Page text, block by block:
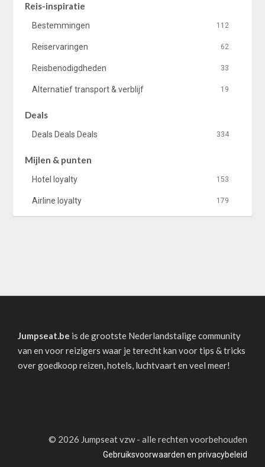
Reis-inspiratie
112
Bestemmingen
62
Reiservaringen
33
Reisbenodigdheden
19
Alternatief transport & verblijf
Deals
334
Deals Deals Deals
Mijlen & punten
153
Hotel loyalty
179
Airline loyalty
Jumpseat.be is de grootste Nederlandstalige community
van en voor reizigers waar je terecht kan voor tips & tricks
over goedkoop reizen, hotels, luchtvaart en veel meer!
© 2026 Jumpseat vzw - alle rechten voorbehouden
Gebruiksvoorwaarden en privacybeleid